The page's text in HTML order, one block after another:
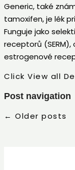
Generic, také
tamoxifen, je lék
Funguje jako
receptorů
estrogenové
Click View all
Post navigation
← Older posts